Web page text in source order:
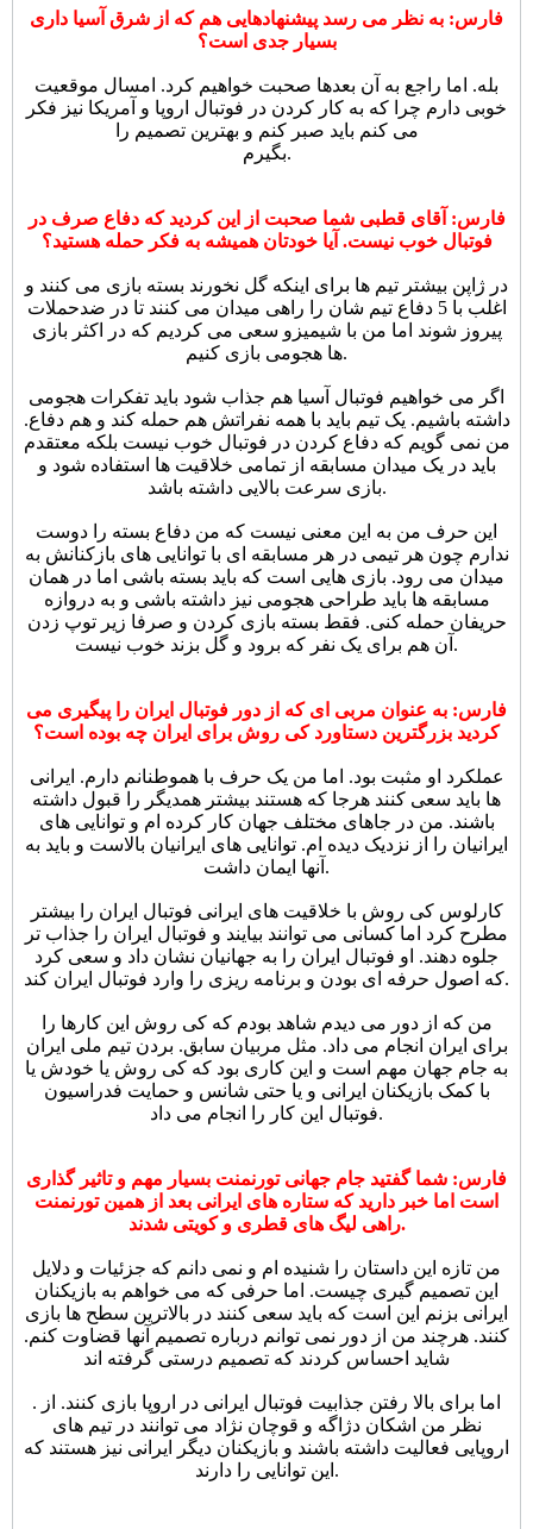
فارس: به نظر می رسد پیشنهادهایی هم که از شرق آسیا داری
بسیار جدی است؟
بله. اما راجع به آن بعدها صحبت خواهیم کرد. امسال موقعیت
خوبی دارم چرا که به کار کردن در فوتبال اروپا و آمریکا نیز فکر
می کنم باید صبر کنم و بهترین تصمیم را
بگیرم.
فارس: آقای قطبی شما صحبت از این کردید که دفاع صرف در
فوتبال خوب نیست. آیا خودتان همیشه به فکر حمله هستید؟
در ژاپن بیشتر تیم ها برای اینکه گل نخورند بسته بازی می کنند و
اغلب با 5 دفاع تیم شان را راهی میدان می کنند تا در ضدحملات
پیروز شوند اما من با شیمیزو سعی می کردیم که در اکثر بازی
ها هجومی بازی کنیم.
اگر می خواهیم فوتبال آسیا هم جذاب شود باید تفکرات هجومی
داشته باشیم. یک تیم باید با همه نفراتش هم حمله کند و هم دفاع.
من نمی گویم که دفاع کردن در فوتبال خوب نیست بلکه معتقدم
باید در یک میدان مسابقه از تمامی خلاقیت ها استفاده شود و
بازی سرعت بالایی داشته باشد.
این حرف من به این معنی نیست که من دفاع بسته را دوست
ندارم چون هر تیمی در هر مسابقه ای با توانایی های بازکنانش به
میدان می رود. بازی هایی است که باید بسته باشی اما در همان
مسابقه ها باید طراحی هجومی نیز داشته باشی و به دروازه
حریفان حمله کنی. فقط بسته بازی کردن و صرفا زیر توپ زدن
آن هم برای یک نفر که برود و گل بزند خوب نیست.
فارس: به عنوان مربی ای که از دور فوتبال ایران را پیگیری می
کردید بزرگترین دستاورد کی روش برای ایران چه بوده است؟
عملکرد او مثبت بود. اما من یک حرف با هموطنانم دارم. ایرانی
ها باید سعی کنند هرجا که هستند بیشتر همدیگر را قبول داشته
باشند. من در جاهای مختلف جهان کار کرده ام و توانایی های
ایرانیان را از نزدیک دیده ام. توانایی های ایرانیان بالاست و باید به
آنها ایمان داشت.
کارلوس کی روش با خلاقیت های ایرانی فوتبال ایران را بیشتر
مطرح کرد اما کسانی می توانند بیایند و فوتبال ایران را جذاب تر
جلوه دهند. او فوتبال ایران را به جهانیان نشان داد و سعی کرد
که اصول حرفه ای بودن و برنامه ریزی را وارد فوتبال ایران کند.
من که از دور می دیدم شاهد بودم که کی روش این کارها را
برای ایران انجام می داد. مثل مربیان سابق. بردن تیم ملی ایران
به جام جهان مهم است و این کاری بود که کی روش یا خودش یا
با کمک بازیکنان ایرانی و یا حتی شانس و حمایت فدراسیون
فوتبال این کار را انجام می داد.
فارس: شما گفتید جام جهانی تورنمنت بسیار مهم و تاثیر گذاری
است اما خبر دارید که ستاره های ایرانی بعد از همین تورنمنت
راهی لیگ های قطری و کویتی شدند.
من تازه این داستان را شنیده ام و نمی دانم که جزئیات و دلایل
این تصمیم گیری چیست. اما حرفی که می خواهم به بازیکنان
ایرانی بزنم این است که باید سعی کنند در بالاترین سطح ها بازی
کنند. هرچند من از دور نمی توانم درباره تصمیم آنها قضاوت کنم.
شاید احساس کردند که تصمیم درستی گرفته اند
. اما برای بالا رفتن جذابیت فوتبال ایرانی در اروپا بازی کنند. از
نظر من اشکان دژاگه و قوچان نژاد می توانند در تیم های
اروپایی فعالیت داشته باشند و بازیکنان دیگر ایرانی نیز هستند که
این توانایی را دارند.